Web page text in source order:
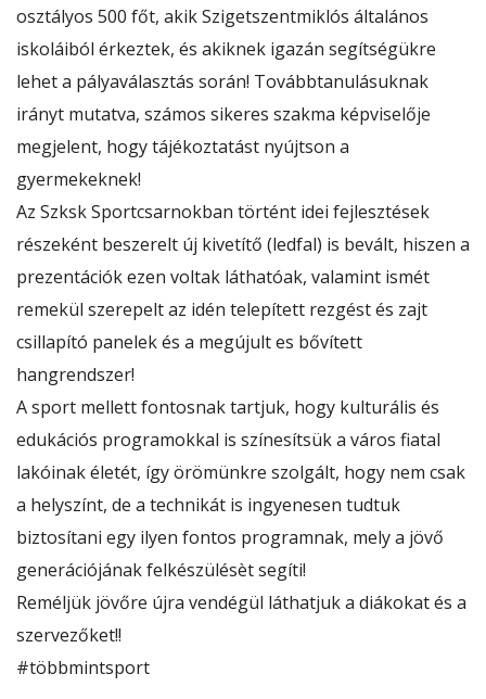
osztályos 500 főt, akik Szigetszentmiklós általános
iskoláiból érkeztek, és akiknek igazán segítségükre
lehet a pályaválasztás során! Továbbtanulásuknak
irányt mutatva, számos sikeres szakma képviselője
megjelent, hogy tájékoztatást nyújtson a
gyermekeknek!
Az Szksk Sportcsarnokban történt idei fejlesztések
részeként beszerelt új kivetítő (ledfal) is bevált, hiszen a
prezentációk ezen voltak láthatóak, valamint ismét
remekül szerepelt az idén telepített rezgést és zajt
csillapító panelek és a megújult es bővített
hangrendszer!
A sport mellett fontosnak tartjuk, hogy kulturális és
edukációs programokkal is színesítsük a város fiatal
lakóinak életét, így örömünkre szolgált, hogy nem csak
a helyszínt, de a technikát is ingyenesen tudtuk
biztosítani egy ilyen fontos programnak, mely a jövő
generációjának felkészülésèt segíti!
Reméljük jövőre újra vendégül láthatjuk a diákokat és a
szervezőket!!
#többmintsport